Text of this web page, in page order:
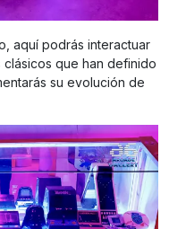
aquí podrás interactuar
que han definido
su evolución de